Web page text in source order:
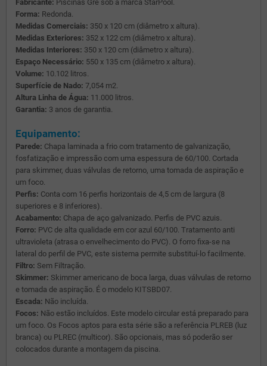
Fabricante: Piscinas Gre sob a marca StarPool.
Forma: Redonda.
Medidas Comerciais: 350 x 120 cm (diâmetro x altura).
Medidas Exteriores: 352 x 122 cm (diâmetro x altura).
Medidas Interiores: 350 x 120 cm (diâmetro x altura).
Espaço Necessário: 550 x 135 cm (diâmetro x altura).
Volume: 10.102 litros.
Superfície de Nado: 7,054 m2.
Altura Linha de Água: 11.000 litros.
Garantia: 3 anos de garantia.
Equipamento:
Parede: Chapa laminada a frio com tratamento de galvanização,
fosfatização e impressão com uma espessura de 60/100. Cortada
para skimmer, duas válvulas de retorno, uma tomada de aspiração e
um foco.
Perfis: Conta com 16 perfis horizontais de 4,5 cm de largura (8
superiores e 8 inferiores).
Acabamento: Chapa de aço galvanizado. Perfis de PVC azuis.
Forro: PVC de alta qualidade em cor azul 60/100. Tratamento anti
ultravioleta (atrasa o envelhecimento do PVC). O forro fixa-se na
lateral do perfil de PVC, este sistema permite substituí-lo facilmente.
Filtro: Sem Filtração.
Skimmer: Skimmer americano de boca larga, duas válvulas de retorno
e tomada de aspiração. É o modelo KITSBD07.
Escada: Não incluída.
Focos: Não estão incluídos. Este modelo circular está preparado para
um foco. Os Focos aptos para esta série são a referência PLREB (luz
branca) ou PLREC (multicor). São opcionais, mas só poderão ser
colocados durante a montagem da piscina.